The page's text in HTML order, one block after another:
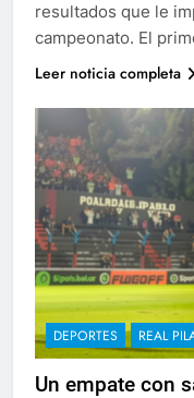
resultados que le
campeonato. El
Leer noticia completa
DEPORTES REAL
Un empate con